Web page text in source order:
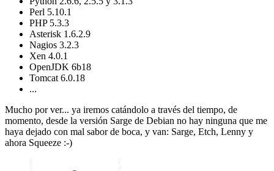
Perl 5.10.1
PHP 5.3.3
Asterisk 1.6.2.9
Nagios 3.2.3
Xen 4.0.1
OpenJDK 6b18
Tomcat 6.0.18
...
Mucho por ver... ya iremos catándolo a través del tiempo, de
momento, desde la versión Sarge de Debian no hay ninguna que me
haya dejado con mal sabor de boca, y van: Sarge, Etch, Lenny y
ahora Squeeze :-)